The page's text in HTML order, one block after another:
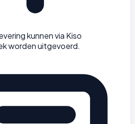
kunnen via Kiso
worden uitgevoerd.